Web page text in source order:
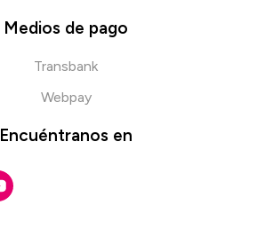
Medios de pago
Transbank
Webpay
Encuéntranos en